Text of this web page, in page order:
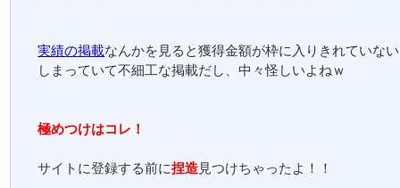
実績の掲載なんかを見ると獲得金額が枠に入りきれていな
しまっていて不細工な掲載だし、中々怪しいよねｗ
極めつけはコレ！
サイトに登録する前に捏造見つけちゃったよ！！